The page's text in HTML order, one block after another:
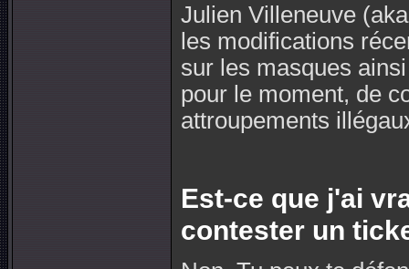
Julien Villeneuve
les modifications
sur les masques
pour le moment, de
attroupements
Est-ce que j'ai
contester un